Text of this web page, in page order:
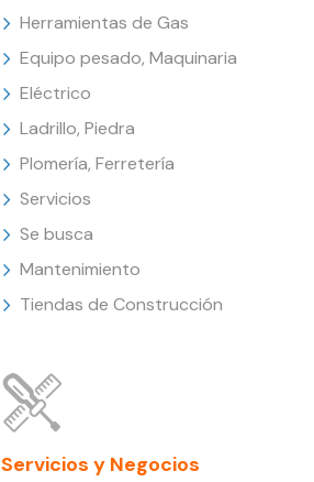
Herramientas de Gas
Equipo pesado, Maquinaria
Eléctrico
Ladrillo, Piedra
Plomería, Ferretería
Servicios
Se busca
Mantenimiento
Tiendas de Construcción
Servicios y Negocios